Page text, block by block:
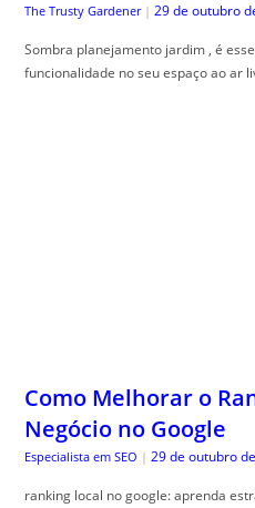
The Trusty Gardener | 29 de outubro
Sombra planejamento jardim , é
funcionalidade no seu espaço ao ar
Como Melhorar o
Negócio no Google
Especialista em SEO | 29 de outubro
ranking local no google: aprenda